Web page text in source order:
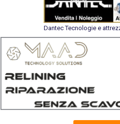
Dantec Tecnologie e